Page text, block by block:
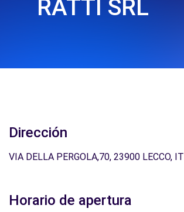
RATTI SRL
Dirección
VIA DELLA PERGOLA,70, 23900 LECCO, IT
Horario de apertura